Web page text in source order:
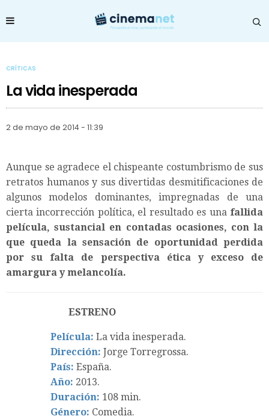
CRÍTICAS
La vida inesperada
2 de mayo de 2014 - 11:39
Aunque se agradece el chispeante costumbrismo de sus
retratos humanos y sus divertidas desmitificaciones de
algunos modelos dominantes, impregnadas de una
cierta incorrección política, el resultado es una fallida
película, sustancial en contadas ocasiones, con la
que queda la sensación de oportunidad perdida
por su falta de perspectiva ética y exceso de
amargura y melancolía.
ESTRENO
Película: La vida inesperada.
Dirección: Jorge Torregrossa.
País: España.
Año: 2013.
Duración: 108 min.
Género: Comedia.